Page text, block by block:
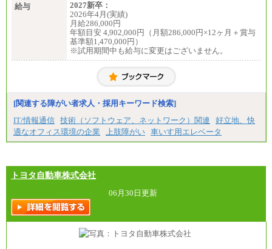
給与
2027新卒：
2026年4月(実績)
月給286,000円
年額目安 4,902,000円（月額286,000円×12ヶ月＋賞与
基準額1,470,000円）
※試用期間中も給与に変更はございません。
[関連する障がい者求人・採用キーワード検索]
IT/情報通信 技術（ソフトウェア、ネットワーク）関連
好立地、快
適なオフィス環境の企業
上肢障がい 車いす用エレベータ
トヨタ自動車株式会社
06月30日更新